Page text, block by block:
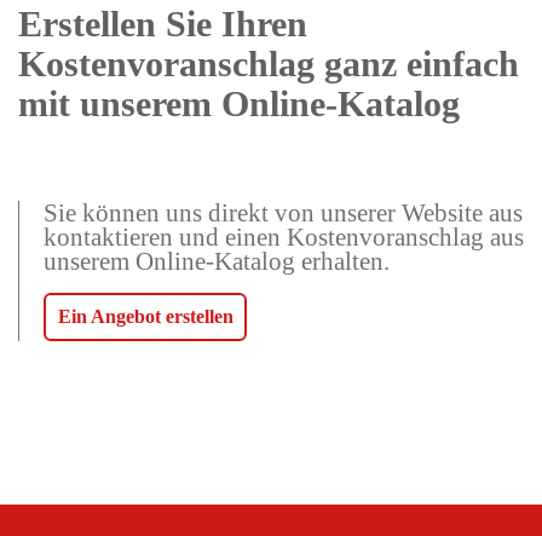
Erstellen Sie Ihren
Kostenvoranschlag ganz einfach
mit unserem Online-Katalog
Sie können uns direkt von unserer Website aus
kontaktieren und einen Kostenvoranschlag aus
unserem Online-Katalog erhalten.
Ein Angebot erstellen